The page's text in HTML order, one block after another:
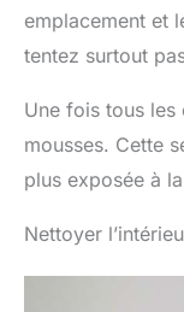
emplacement et
tentez surtout
Une fois tous les
mousses. Cette
plus exposée à
Nettoyer